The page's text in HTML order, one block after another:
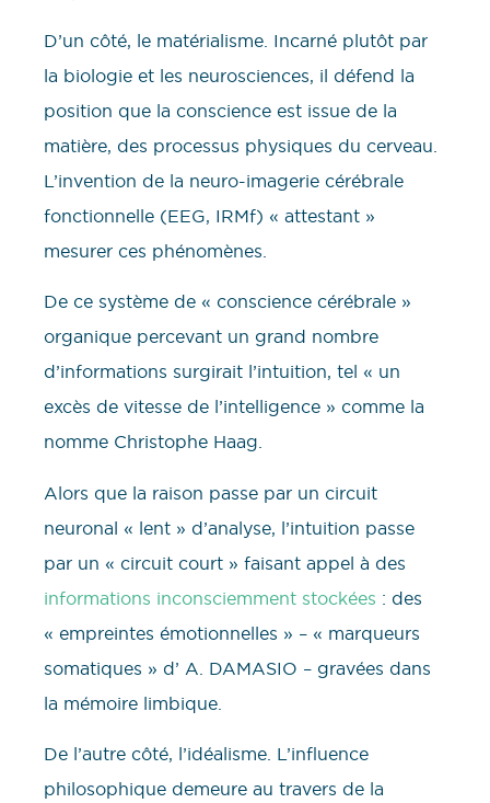
D’un côté, le matérialisme. Incarné plutôt par
la biologie et les neurosciences, il défend la
position que la conscience est issue de la
matière, des processus physiques du cerveau.
L’invention de la neuro-imagerie cérébrale
fonctionnelle (EEG, IRMf) « attestant »
mesurer ces phénomènes.
De ce système de « conscience cérébrale »
organique percevant un grand nombre
d’informations surgirait l’intuition, tel « un
excès de vitesse de l’intelligence » comme la
nomme Christophe Haag.
Alors que la raison passe par un circuit
neuronal « lent » d’analyse, l’intuition passe
par un « circuit court » faisant appel à des
informations inconsciemment stockées : des
« empreintes émotionnelles » – « marqueurs
somatiques » d’ A. DAMASIO – gravées dans
la mémoire limbique.
De l’autre côté, l’idéalisme. L’influence
philosophique demeure au travers de la